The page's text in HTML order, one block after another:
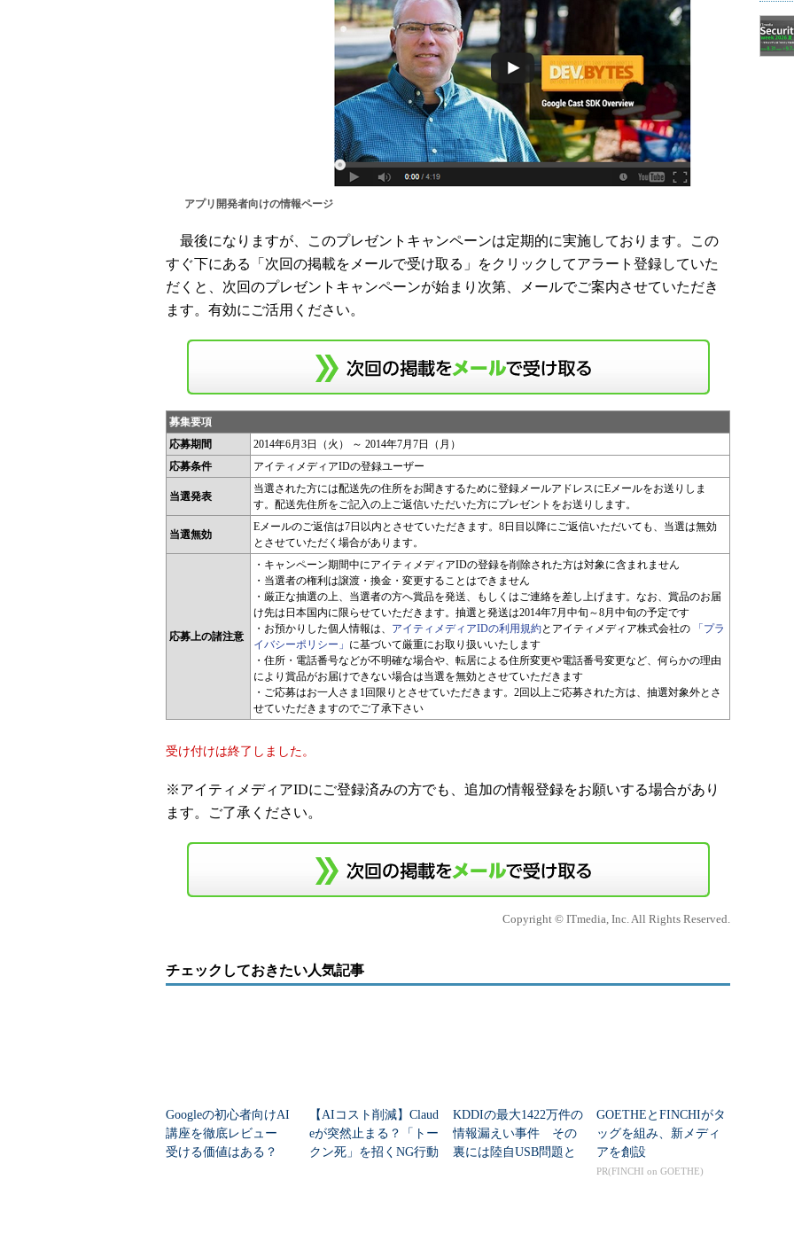
アプリ開発者向けの情報ページ
最後になりますが、このプレゼントキャンペーンは定期的に実施しております。この
すぐ下にある「次回の掲載をメールで受け取る」をクリックしてアラート登録していた
だくと、次回のプレゼントキャンペーンが始まり次第、メールでご案内させていただき
ます。有効にご活用ください。
募集要項
応募期間
2014年6月3日（火） ～ 2014年7月7日（月）
応募条件
アイティメディアIDの登録ユーザー
当選発表
当選された方には配送先の住所をお聞きするために登録メールアドレスにEメールをお送りしま
す。配送先住所をご記入の上ご返信いただいた方にプレゼントをお送りします。
当選無効
Eメールのご返信は7日以内とさせていただきます。8日目以降にご返信いただいても、当選は無効
とさせていただく場合があります。
応募上の諸注意
・キャンペーン期間中にアイティメディアIDの登録を削除された方は対象に含まれません
・当選者の権利は譲渡・換金・変更することはできません
・厳正な抽選の上、当選者の方へ賞品を発送、もしくはご連絡を差し上げます。なお、賞品のお届
け先は日本国内に限らせていただきます。抽選と発送は2014年7月中旬～8月中旬の予定です
・お預かりした個人情報は、 アイティメディアIDの利用規約とアイティメディア株式会社の 「プラ
イバシーポリシー」 に基づいて厳重にお取り扱いいたします
・住所・電話番号などが不明確な場合や、転居による住所変更や電話番号変更など、何らかの理由
により賞品がお届けできない場合は当選を無効とさせていただきます
・ご応募はお一人さま1回限りとさせていただきます。2回以上ご応募された方は、抽選対象外とさ
せていただきますのでご了承下さい
受け付けは終了しました。
※アイティメディアIDにご登録済みの方でも、追加の情報登録をお願いする場合があり
ます。ご了承ください。
Copyright © ITmedia, Inc. All Rights Reserved.
チェックしておきたい人気記事
Googleの初心者向けAI
講座を徹底レビュー
受ける価値はある？
【AIコスト削減】Claud
eが突然止まる？「トー
クン死」を招くNG行動
KDDIの最大1422万件の
情報漏えい事件 その
裏には陸自USB問題と
GOETHEとFINCHIがタ
ッグを組み、新メディ
アを創設
PR(FINCHI on GOETHE)